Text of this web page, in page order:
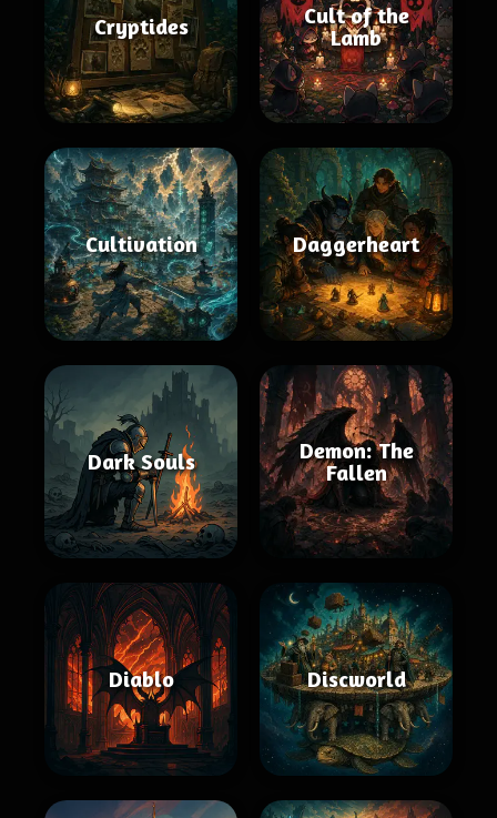
Cryptides
Cult of the
Lamb
Cultivation Daggerheart
Dark Souls
Demon: The
Fallen
Diablo Discworld